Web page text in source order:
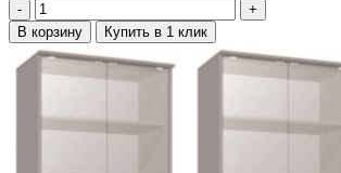
‐
+
В корзину
Купить в 1 клик